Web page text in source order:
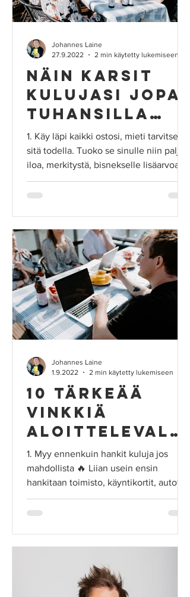
Näin karsit
kulujasi jopa
tuhansilla
euroilla
vuodessa.
1. Käy läpi kaikki ostosi, mieti tarvitsetko
sitä todella. Tuoko se sinulle niin paljon
iloa, merkitystä, bisnekselle lisäarvoa,...
Johannes Laine
27.9.2022
2 min käytetty lukemiseen
10 tärkeää
vinkkiä
aloittelevall
e yrittäjälle
1. Myy ennenkuin hankit kuluja jos
mahdollista 🔥 Liian usein ensin
hankitaan toimisto, käyntikortit, autot,
läppärit, työvaatteet,...
Johannes Laine
1.9.2022
2 min käytetty lukemiseen